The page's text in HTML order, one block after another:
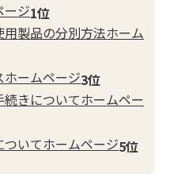
ージ
製品の分別方法ホーム
ームページ
きについてホームペー
いてホームページ